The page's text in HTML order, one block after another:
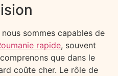
sommes capables de
rapide, souvent
que dans le
coûte cher. Le rôle de